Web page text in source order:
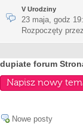
V Urodziny
23 maja, godz
Rozpoczęty
dupiate forum
Napisz nowy
Nowe posty